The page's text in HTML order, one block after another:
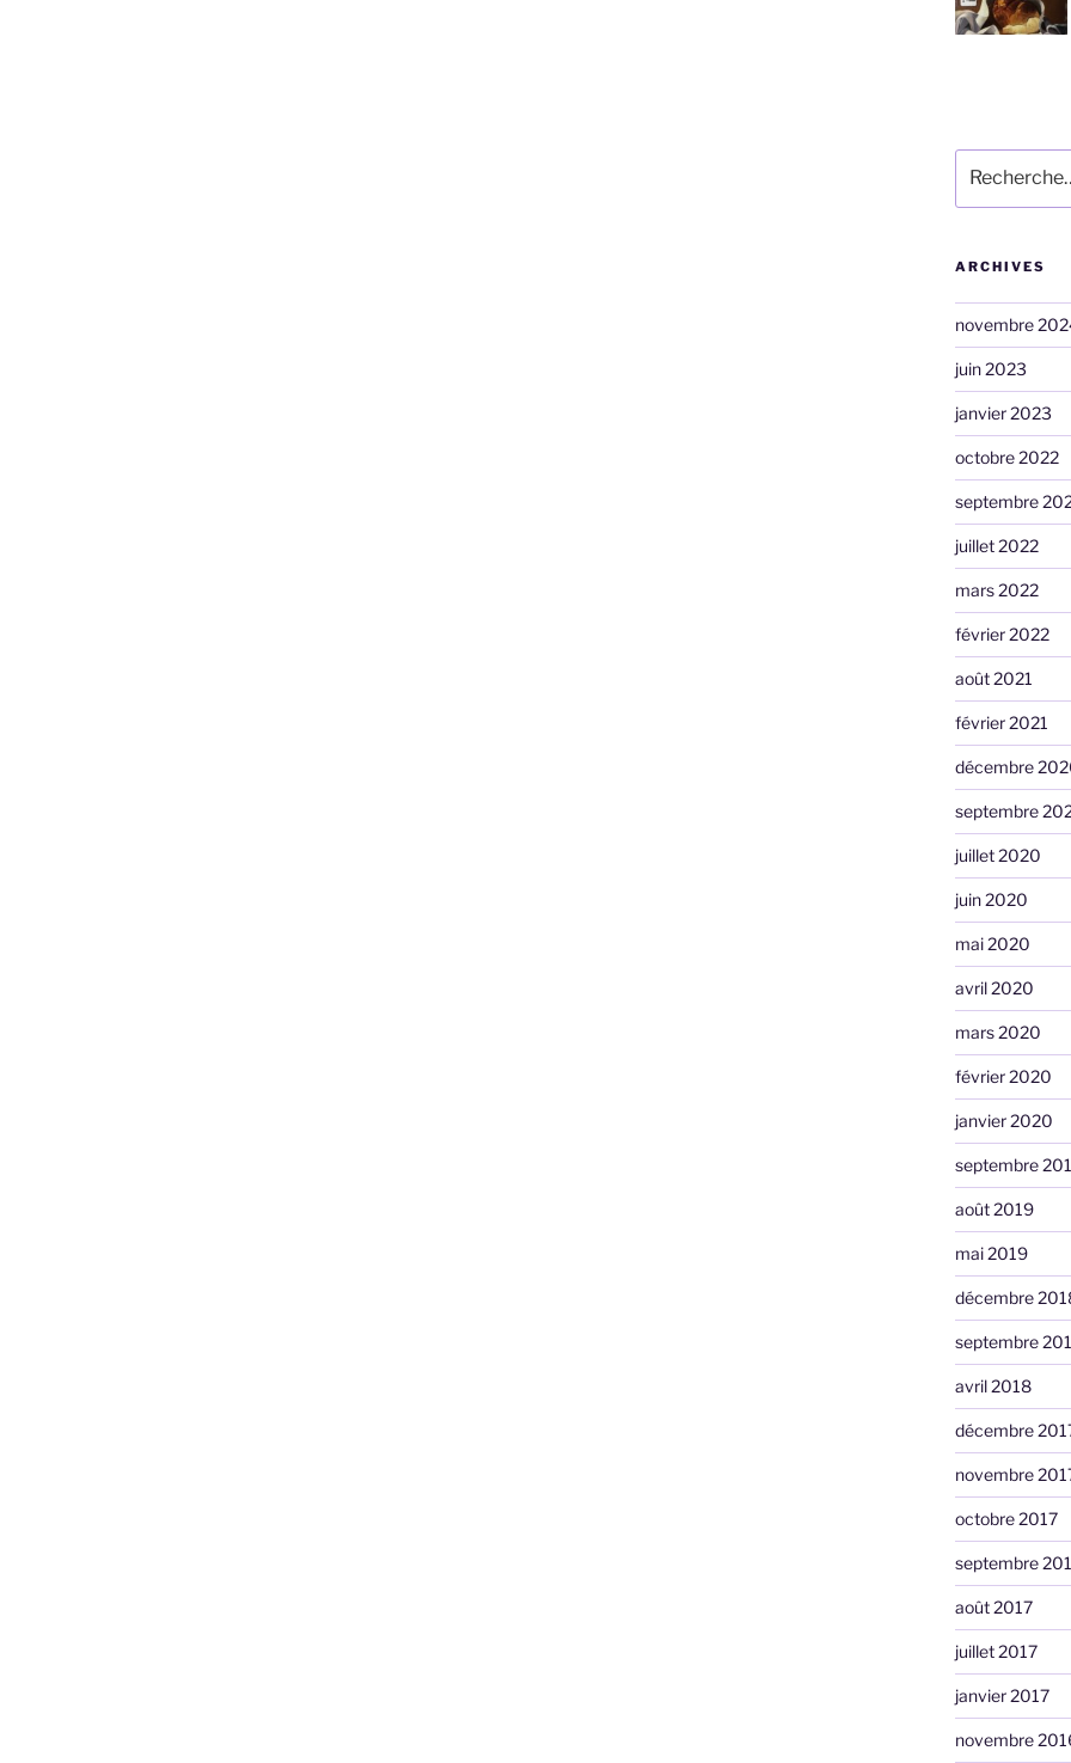
pour
:
ARCHIVES
novembre
juin 2023
janvier 2023
octobre 2022
septembre
juillet 2022
mars 2022
février 2022
août 2021
février 2021
décembre
septembre
juillet 2020
juin 2020
mai 2020
avril 2020
mars 2020
février 2020
janvier 2020
septembre
août 2019
mai 2019
décembre
septembre
avril 2018
décembre
novembre
octobre 2017
septembre
août 2017
juillet 2017
janvier 2017
novembre